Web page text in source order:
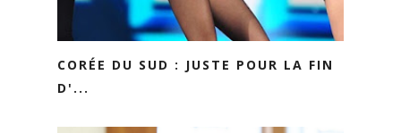
CORÉE DU SUD : JUSTE POUR LA FIN
D'...